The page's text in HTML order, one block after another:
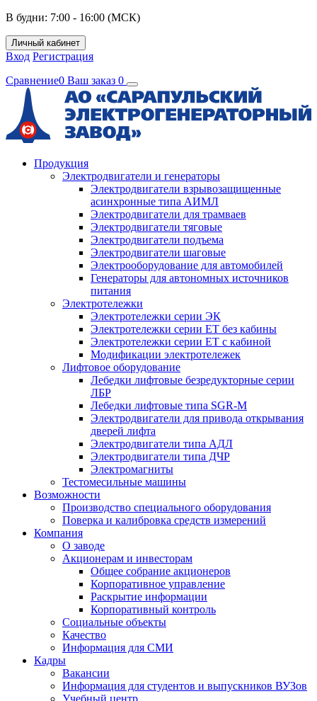
В будни: 7:00 - 16:00 (МСК)
Личный кабинет
Вход Регистрация
Сравнение0 Ваш заказ 0
Продукция
Электродвигатели и генераторы
Электродвигатели взрывозащищенные
асинхронные типа АИМЛ
Электродвигатели для трамваев
Электродвигатели тяговые
Электродвигатели подъема
Электродвигатели шаговые
Электрооборудование для автомобилей
Генераторы для автономных источников
питания
Электротележки
Электротележки серии ЭК
Электротележки серии ЕТ без кабины
Электротележки серии ЕТ с кабиной
Модификации электротележек
Лифтовое оборудование
Лебедки лифтовые безредукторные серии
ЛБР
Лебедки лифтовые типа SGR-M
Электродвигатели для привода открывания
дверей лифта
Электродвигатели типа АДЛ
Электродвигатели типа ДЧР
Электромагниты
Тестомесильные машины
Возможности
Производство специального оборудования
Поверка и калибровка средств измерений
Компания
О заводе
Акционерам и инвесторам
Общее собрание акционеров
Корпоративное управление
Раскрытие информации
Корпоративный контроль
Социальные объекты
Качество
Информация для СМИ
Кадры
Вакансии
Информация для студентов и выпускников ВУЗов
Учебный центр